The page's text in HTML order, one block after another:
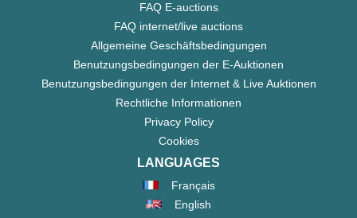
FAQ E-auctions
FAQ internet/live auctions
Allgemeine Geschäftsbedingungen
Benutzungsbedingungen der E-Auktionen
Benutzungsbedingungen der Internet & Live Auktionen
Rechtliche Informationen
Privacy Policy
Cookies
LANGUAGES
Français
English